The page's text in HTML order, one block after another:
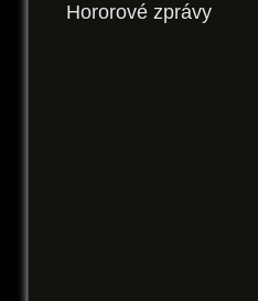
Hororové zprávy